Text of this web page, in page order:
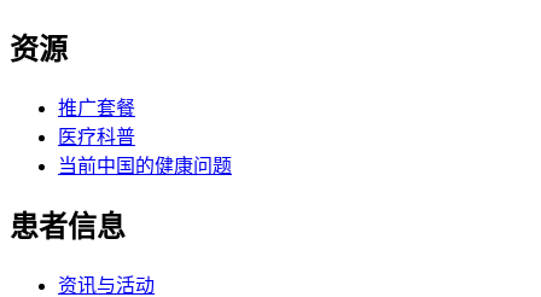
资源
推广套餐
医疗科普
当前中国的健康问题
患者信息
资讯与活动